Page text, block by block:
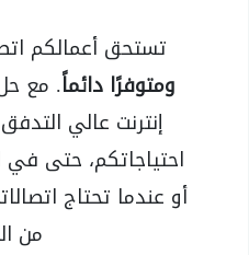
تستحق أعمالكم
ومتوفرًا دائماً. مع
إنترنت عالي
احتياجاتكم، حتى في
أو عندما تحتاج
من